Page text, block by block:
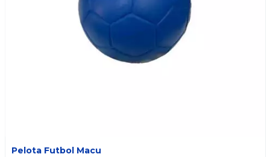
Pelota Futbol Macu